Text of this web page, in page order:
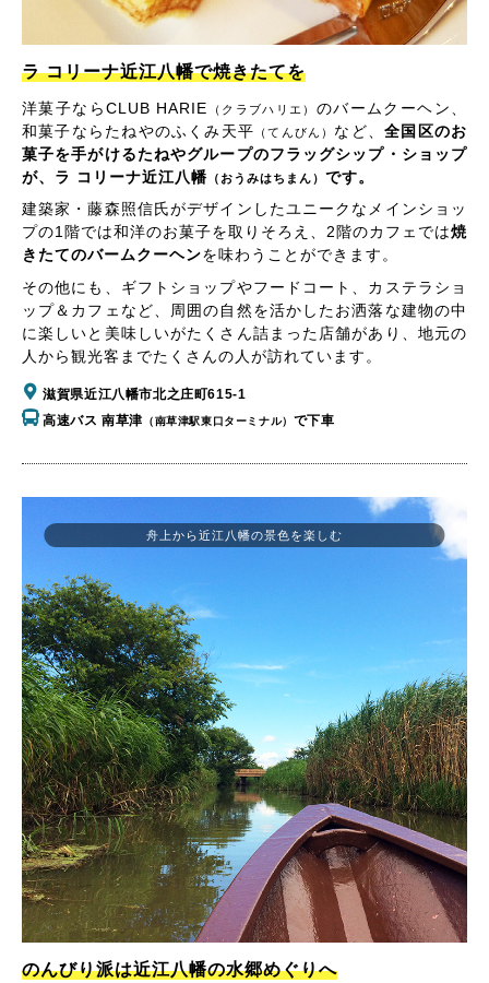
ラ コリーナ近江八幡で焼きたてを
洋菓子ならCLUB HARIE （クラブハリエ） のバームクーヘン、
和菓子ならたねやのふくみ天平 （てんびん） など、全国区のお
菓子を手がけるたねやグループのフラッグシップ・ショップ
が、ラ コリーナ近江八幡 （おうみはちまん） です。
建築家・藤森照信氏がデザインしたユニークなメインショッ
プの1階では和洋のお菓子を取りそろえ、2階のカフェでは焼
きたてのバームクーヘンを味わうことができます。
その他にも、ギフトショップやフードコート、カステラショ
ップ＆カフェなど、周囲の自然を活かしたお洒落な建物の中
に楽しいと美味しいがたくさん詰まった店舗があり、地元の
人から観光客までたくさんの人が訪れています。
滋賀県近江八幡市北之庄町615-1
高速バス 南草津 （南草津駅東口ターミナル） で下車
のんびり派は近江八幡の水郷めぐりへ
舟上から近江八幡の景色を楽しむ